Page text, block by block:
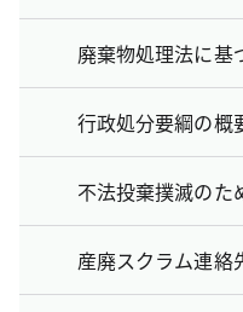
廃棄物処理法に基
行政処分要綱の概
不法投棄撲滅のた
産廃スクラム連絡